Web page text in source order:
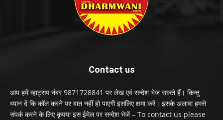
Contact us
आप हमें व्हाट्सप नंबर 9871728841 पर लेख एवं सन्देश भेज सकते हैं। किन्तु
ध्यान दें कि कॉल करने पर बात नहीं हो पाएगी इसलिए क्षमा करें। इसके अलावा हमसे
संपर्क करने के लिए कृपया इस ईमेल पर सन्देश भेजें – To contact us please